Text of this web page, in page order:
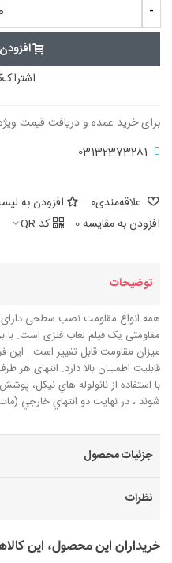
-
برای خرید عمده و دریافت قیمت
03132373281
علاقه‌مندی0
افزودن به
افزودن به مقایسه0 کد QR
توضیحات
همه انواع مقاومت نصب سطحی
مقاومتی یک فیلم لعاب فلزی است.
میزان مقاومت قابل تغییر است . این
قابلیت اطمینان بالا دارد. انتهای هر
با استفاده از نانولوله هاي نيکل،
شوند ، در نهايت دو انتهاي خارجي
جزئیات محصول
نظرات
خریداران این محصول، این